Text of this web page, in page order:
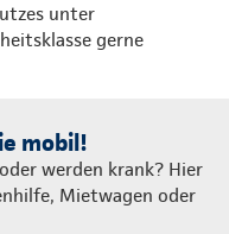
unter
gerne
mobil!
werden krank? Hier
Mietwagen oder